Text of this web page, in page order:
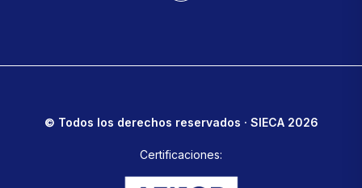
© Todos los derechos reservados · SIECA 2026
Certificaciones: